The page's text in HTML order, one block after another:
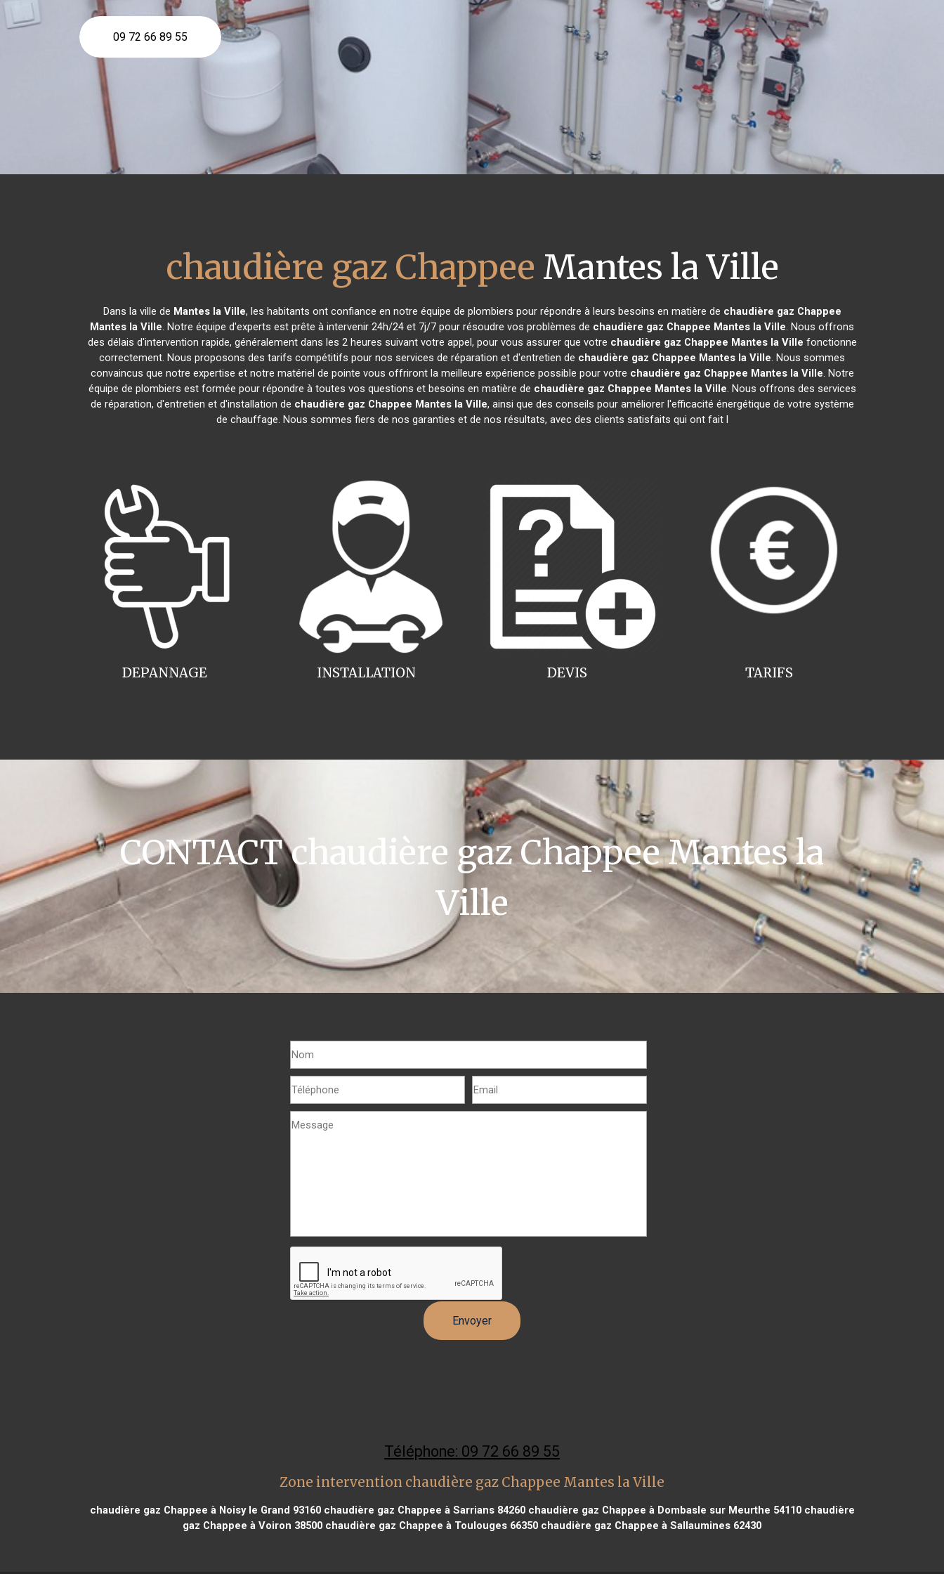
09 72 66 89 55
chaudière gaz Chappee Mantes la Ville
Dans la ville de Mantes la Ville, les habitants ont confiance en notre équipe de plombiers pour répondre à leurs besoins en matière de chaudière gaz Chappee
Mantes la Ville. Notre équipe d'experts est prête à intervenir 24h/24 et 7j/7 pour résoudre vos problèmes de chaudière gaz Chappee Mantes la Ville. Nous offrons
des délais d'intervention rapide, généralement dans les 2 heures suivant votre appel, pour vous assurer que votre chaudière gaz Chappee Mantes la Ville fonctionne
correctement. Nous proposons des tarifs compétitifs pour nos services de réparation et d'entretien de chaudière gaz Chappee Mantes la Ville. Nous sommes
convaincus que notre expertise et notre matériel de pointe vous offriront la meilleure expérience possible pour votre chaudière gaz Chappee Mantes la Ville. Notre
équipe de plombiers est formée pour répondre à toutes vos questions et besoins en matière de chaudière gaz Chappee Mantes la Ville. Nous offrons des services
de réparation, d'entretien et d'installation de chaudière gaz Chappee Mantes la Ville, ainsi que des conseils pour améliorer l'efficacité énergétique de votre système
de chauffage. Nous sommes fiers de nos garanties et de nos résultats, avec des clients satisfaits qui ont fait l
INSTALLATION
DEPANNAGE TARIFS
DEVIS
CONTACT chaudière gaz Chappee Mantes la
Ville
Téléphone: 09 72 66 89 55
Zone intervention chaudière gaz Chappee Mantes la Ville
chaudière gaz Chappee à Noisy le Grand 93160chaudière gaz Chappee à Sarrians 84260chaudière gaz Chappee à Dombasle sur Meurthe 54110chaudière
gaz Chappee à Voiron 38500 chaudière gaz Chappee à Toulouges 66350 chaudière gaz Chappee à Sallaumines 62430